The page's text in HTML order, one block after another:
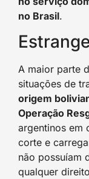
no Brasil.
A maior parte
situações de
origem
Operação
argentinos em
corte e
não possuíam
qualquer